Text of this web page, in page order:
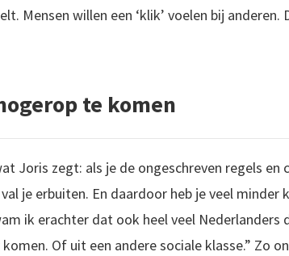
Mensen willen een ‘klik’ voelen bij anderen.
te komen
Joris zegt: als je de ongeschreven regels en
je erbuiten. En daardoor heb je veel minder
ik erachter dat ook heel veel Nederlanders
Of uit een andere sociale klasse.” Zo